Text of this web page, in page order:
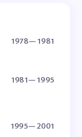
1978— 1981
1981— 1995
1995— 2001